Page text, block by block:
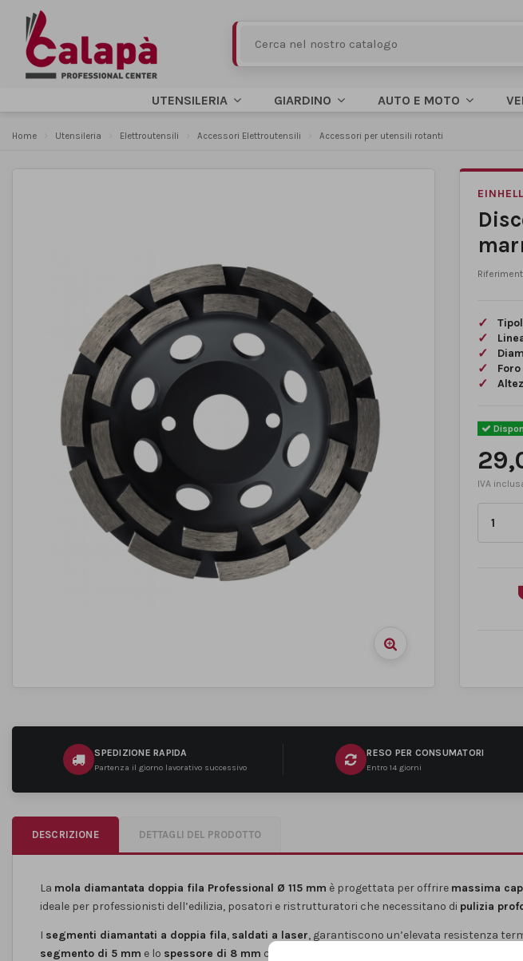
UTENSILERIA GIARDINO AUTO E MOTO
Home Utensileria Elettroutensili Accessori Elettroutensili Accessori per utensili rotanti
EINHELL
SPEDIZIONE RAPIDA
Partenza il giorno lavorativo successivo
RESO PER CONSUMATORI
Entro 14 giorni
DESCRIZIONE DETTAGLI DEL PRODOTTO
La mola diamantata doppia fila Professional Ø 115 mm è progettata per offrire massima
ideale per professionisti dell’edilizia, posatori e ristrutturatori che necessitano di pulizia
I segmenti diamantati a doppia fila, saldati a laser, garantiscono un’elevata resistenza
segmento di 5 mm e lo spessore di 8 mm contribuiscono a una